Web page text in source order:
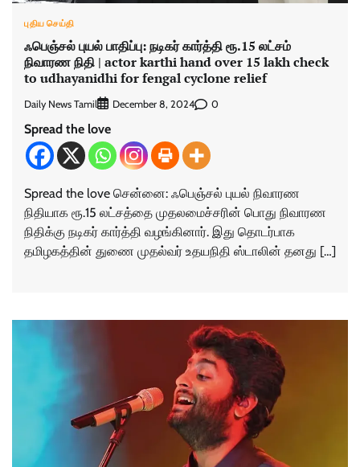
புதிய செய்தி
ஃபெஞ்சல் புயல் பாதிப்பு: நடிகர் கார்த்தி ரூ.15 லட்சம்
நிவாரண நிதி | actor karthi hand over 15 lakh check
to udhayanidhi for fengal cyclone relief
Daily News Tamil December 8, 2024 0
Spread the love
Spread the love சென்னை: ஃபெஞ்சல் புயல் நிவாரண
நிதியாக ரூ.15 லட்சத்தை முதலமைச்சரின் பொது நிவாரண
நிதிக்கு நடிகர் கார்த்தி வழங்கினார். இது தொடர்பாக
தமிழகத்தின் துணை முதல்வர் உதயநிதி ஸ்டாலின் தனது […]